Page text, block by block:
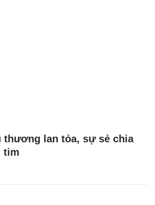
thương lan tỏa, sự sẻ chia
tim